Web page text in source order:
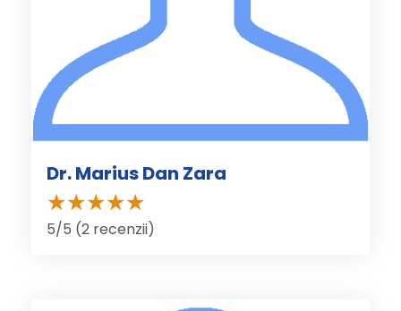
Dr. Marius Dan Zara
5/5 (2 recenzii)